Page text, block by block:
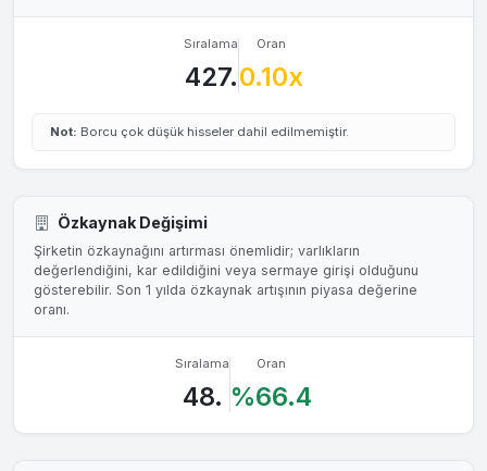
Sıralama
427.
Oran
0.10x
Not: Borcu çok düşük hisseler dahil edilmemiştir.
Özkaynak Değişimi
Şirketin özkaynağını artırması önemlidir; varlıkların
değerlendiğini, kar edildiğini veya sermaye girişi olduğunu
gösterebilir. Son 1 yılda özkaynak artışının piyasa değerine
oranı.
Sıralama
48.
Oran
%66.4